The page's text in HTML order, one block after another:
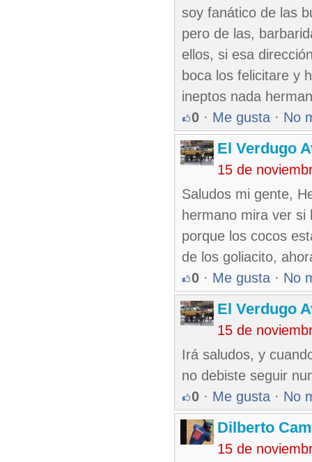
soy fanático de las
pero de las,
ellos, si esa
boca los felicitare y
ineptos nada
0 · Me gusta · No
El Verdugo
15 de
Saludos mi gente,
hermano mira ver
porque los cocos
de los goliacito,
0 · Me gusta · No
El Verdugo
15 de
Irá saludos, y
no debiste seguir
0 · Me gusta · No
Dilberto
15 de